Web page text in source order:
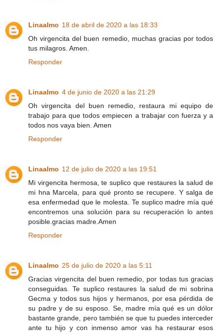
Linaalmo 18 de abril de 2020 a las 18:33
Oh virgencita del buen remedio, muchas gracias por todos
tus milagros. Amen.
Responder
Linaalmo 4 de junio de 2020 a las 21:29
Oh virgencita del buen remedio, restaura mi equipo de
trabajo para que todos empiecen a trabajar con fuerza y a
todos nos vaya bien. Amen
Responder
Linaalmo 12 de julio de 2020 a las 19:51
Mi virgencita hermosa, te suplico que restaures la salud de
mi hna Marcela, para qué pronto se recupere. Y salga de
esa enfermedad que le molesta. Te suplico madre mía qué
encontremos una solución para su recuperación lo antes
posible.gracias madre.Amen
Responder
Linaalmo 25 de julio de 2020 a las 5:11
Gracias virgencita del buen remedio, por todas tus gracias
conseguidas. Te suplico restaures la salud de mi sobrina
Gecma y todos sus hijos y hermanos, por esa pérdida de
su padre y de su esposo. Se, madre mía qué es un dólor
bastante grande, pero también se que tu puedes interceder
ante tu hijo y con inmenso amor vas ha restaurar esos